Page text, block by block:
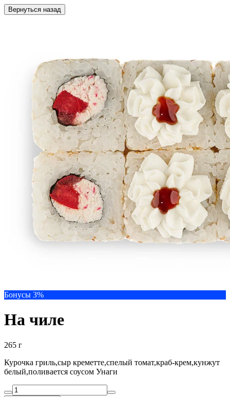
Вернуться назад
Бонусы 3%
На чиле
265 г
Курочка гриль,сыр креметте,спелый томат,краб-крем,кунжут
белый,поливается соусом Унаги